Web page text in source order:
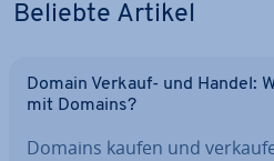
Beliebte Artikel
Domain Verkauf- und Handel:
mit Domains?
Domains kaufen und